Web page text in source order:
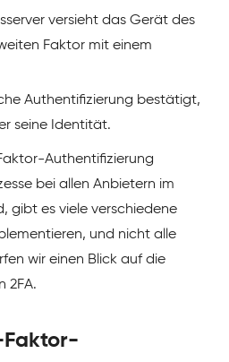
versieht das Gerät des
Faktor mit einem
Authentifizierung bestätigt,
seine Identität.
Authentifizierung
bei allen Anbietern im
gibt es viele verschiedene
und nicht alle
wir einen Blick auf die
2FA.
Faktor-